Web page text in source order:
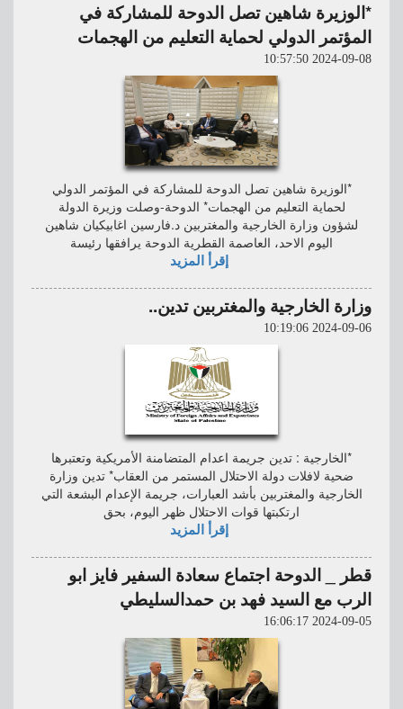
*الوزيرة شاهين تصل الدوحة للمشاركة في
المؤتمر الدولي لحماية التعليم من الهجمات
2024-09-08 10:57:50
*الوزيرة شاهين تصل الدوحة للمشاركة في المؤتمر الدولي
لحماية التعليم من الهجمات* الدوحة-وصلت وزيرة الدولة
لشؤون وزارة الخارجية والمغتربين د.فارسين اغابيكيان شاهين
اليوم الاحد، العاصمة القطرية الدوحة يرافقها رئيسة
إقرأ المزيد
وزارة الخارجية والمغتربين تدين..
2024-09-06 10:19:06
*الخارجية : تدين جريمة اعدام المتضامنة الأمريكية وتعتبرها
ضحية لافلات دولة الاحتلال المستمر من العقاب* تدين وزارة
الخارجية والمغتربين بأشد العبارات، جريمة الإعدام البشعة التي
ارتكبتها قوات الاحتلال ظهر اليوم، بحق
إقرأ المزيد
قطر _ الدوحة اجتماع سعادة السفير فايز ابو
الرب مع السيد فهد بن حمدالسليطي
2024-09-05 16:06:17